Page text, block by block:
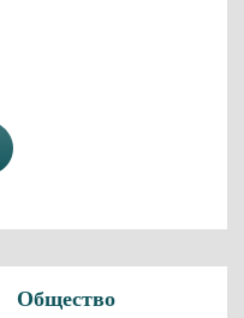
Общество